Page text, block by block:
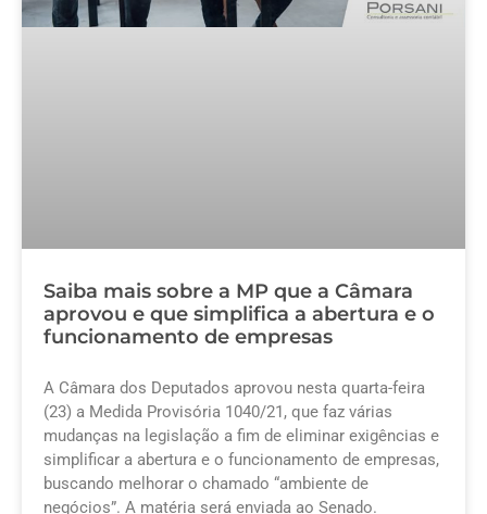
Saiba mais sobre a MP que a Câmara
aprovou e que simplifica a abertura e o
funcionamento de empresas
A Câmara dos Deputados aprovou nesta quarta-feira
(23) a Medida Provisória 1040/21, que faz várias
mudanças na legislação a fim de eliminar exigências e
simplificar a abertura e o funcionamento de empresas,
buscando melhorar o chamado “ambiente de
negócios”. A matéria será enviada ao Senado.